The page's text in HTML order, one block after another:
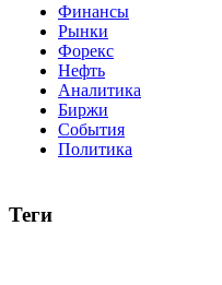
Финансы
Рынки
Форекс
Нефть
Аналитика
Биржи
События
Политика
Теги